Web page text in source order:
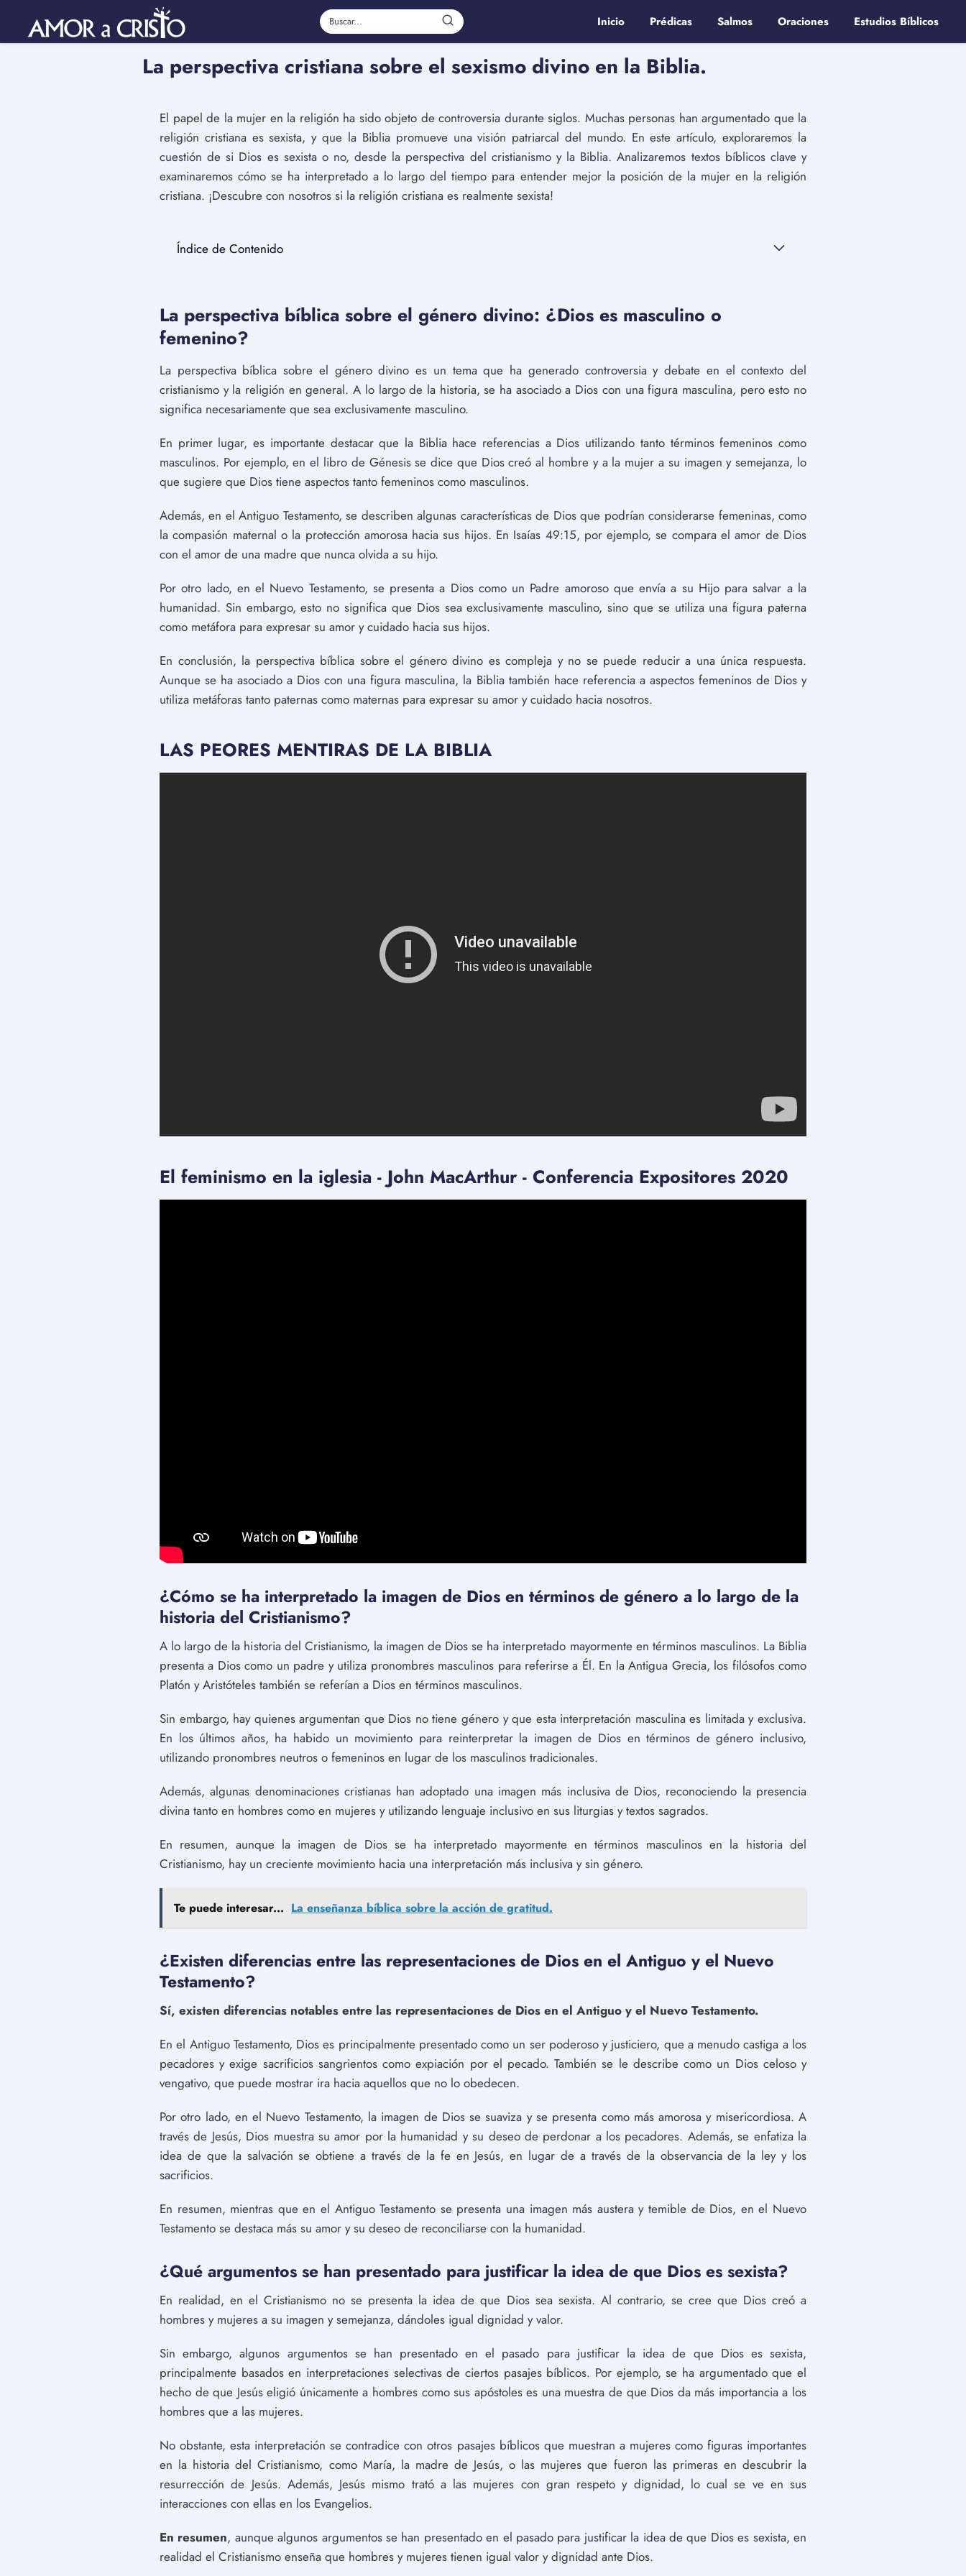
Inicio Prédicas Salmos Oraciones Estudios Bíblicos
La perspectiva cristiana sobre el sexismo divino en la Biblia.
El papel de la mujer en la religión ha sido objeto de controversia durante siglos. Muchas personas han argumentado que la
religión cristiana es sexista, y que la Biblia promueve una visión patriarcal del mundo. En este artículo, exploraremos la
cuestión de si Dios es sexista o no, desde la perspectiva del cristianismo y la Biblia. Analizaremos textos bíblicos clave y
examinaremos cómo se ha interpretado a lo largo del tiempo para entender mejor la posición de la mujer en la religión
cristiana. ¡Descubre con nosotros si la religión cristiana es realmente sexista!
Índice de Contenido
La perspectiva bíblica sobre el género divino: ¿Dios es masculino o
femenino?
La perspectiva bíblica sobre el género divino es un tema que ha generado controversia y debate en el contexto del
cristianismo y la religión en general. A lo largo de la historia, se ha asociado a Dios con una figura masculina, pero esto no
significa necesariamente que sea exclusivamente masculino.
En primer lugar, es importante destacar que la Biblia hace referencias a Dios utilizando tanto términos femeninos como
masculinos. Por ejemplo, en el libro de Génesis se dice que Dios creó al hombre y a la mujer a su imagen y semejanza, lo
que sugiere que Dios tiene aspectos tanto femeninos como masculinos.
Además, en el Antiguo Testamento, se describen algunas características de Dios que podrían considerarse femeninas, como
la compasión maternal o la protección amorosa hacia sus hijos. En Isaías 49:15, por ejemplo, se compara el amor de Dios
con el amor de una madre que nunca olvida a su hijo.
Por otro lado, en el Nuevo Testamento, se presenta a Dios como un Padre amoroso que envía a su Hijo para salvar a la
humanidad. Sin embargo, esto no significa que Dios sea exclusivamente masculino, sino que se utiliza una figura paterna
como metáfora para expresar su amor y cuidado hacia sus hijos.
En conclusión, la perspectiva bíblica sobre el género divino es compleja y no se puede reducir a una única respuesta.
Aunque se ha asociado a Dios con una figura masculina, la Biblia también hace referencia a aspectos femeninos de Dios y
utiliza metáforas tanto paternas como maternas para expresar su amor y cuidado hacia nosotros.
LAS PEORES MENTIRAS DE LA BIBLIA
El feminismo en la iglesia - John MacArthur - Conferencia Expositores 2020
¿Cómo se ha interpretado la imagen de Dios en términos de género a lo largo de la
historia del Cristianismo?
A lo largo de la historia del Cristianismo, la imagen de Dios se ha interpretado mayormente en términos masculinos. La Biblia
presenta a Dios como un padre y utiliza pronombres masculinos para referirse a Él. En la Antigua Grecia, los filósofos como
Platón y Aristóteles también se referían a Dios en términos masculinos.
Sin embargo, hay quienes argumentan que Dios no tiene género y que esta interpretación masculina es limitada y exclusiva.
En los últimos años, ha habido un movimiento para reinterpretar la imagen de Dios en términos de género inclusivo,
utilizando pronombres neutros o femeninos en lugar de los masculinos tradicionales.
Además, algunas denominaciones cristianas han adoptado una imagen más inclusiva de Dios, reconociendo la presencia
divina tanto en hombres como en mujeres y utilizando lenguaje inclusivo en sus liturgias y textos sagrados.
En resumen, aunque la imagen de Dios se ha interpretado mayormente en términos masculinos en la historia del
Cristianismo, hay un creciente movimiento hacia una interpretación más inclusiva y sin género.
Te puede interesar... La enseñanza bíblica sobre la acción de gratitud.
¿Existen diferencias entre las representaciones de Dios en el Antiguo y el Nuevo
Testamento?
Sí, existen diferencias notables entre las representaciones de Dios en el Antiguo y el Nuevo Testamento.
En el Antiguo Testamento, Dios es principalmente presentado como un ser poderoso y justiciero, que a menudo castiga a los
pecadores y exige sacrificios sangrientos como expiación por el pecado. También se le describe como un Dios celoso y
vengativo, que puede mostrar ira hacia aquellos que no lo obedecen.
Por otro lado, en el Nuevo Testamento, la imagen de Dios se suaviza y se presenta como más amorosa y misericordiosa. A
través de Jesús, Dios muestra su amor por la humanidad y su deseo de perdonar a los pecadores. Además, se enfatiza la
idea de que la salvación se obtiene a través de la fe en Jesús, en lugar de a través de la observancia de la ley y los
sacrificios.
En resumen, mientras que en el Antiguo Testamento se presenta una imagen más austera y temible de Dios, en el Nuevo
Testamento se destaca más su amor y su deseo de reconciliarse con la humanidad.
¿Qué argumentos se han presentado para justificar la idea de que Dios es sexista?
En realidad, en el Cristianismo no se presenta la idea de que Dios sea sexista. Al contrario, se cree que Dios creó a
hombres y mujeres a su imagen y semejanza, dándoles igual dignidad y valor.
Sin embargo, algunos argumentos se han presentado en el pasado para justificar la idea de que Dios es sexista,
principalmente basados en interpretaciones selectivas de ciertos pasajes bíblicos. Por ejemplo, se ha argumentado que el
hecho de que Jesús eligió únicamente a hombres como sus apóstoles es una muestra de que Dios da más importancia a los
hombres que a las mujeres.
No obstante, esta interpretación se contradice con otros pasajes bíblicos que muestran a mujeres como figuras importantes
en la historia del Cristianismo, como María, la madre de Jesús, o las mujeres que fueron las primeras en descubrir la
resurrección de Jesús. Además, Jesús mismo trató a las mujeres con gran respeto y dignidad, lo cual se ve en sus
interacciones con ellas en los Evangelios.
En resumen, aunque algunos argumentos se han presentado en el pasado para justificar la idea de que Dios es sexista, en
realidad el Cristianismo enseña que hombres y mujeres tienen igual valor y dignidad ante Dios.